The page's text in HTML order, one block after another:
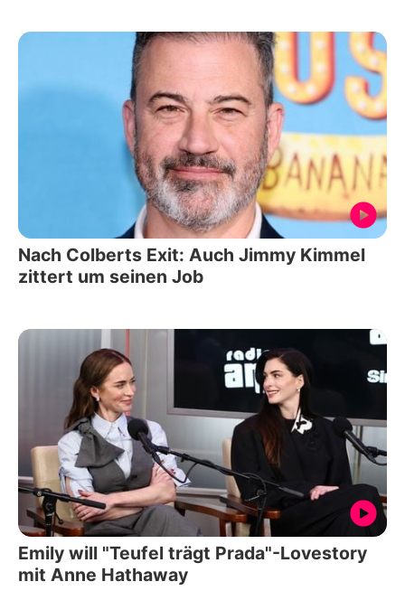
Nach Colberts Exit: Auch Jimmy Kimmel
zittert um seinen Job
Emily will "Teufel trägt Prada"-Lovestory
mit Anne Hathaway